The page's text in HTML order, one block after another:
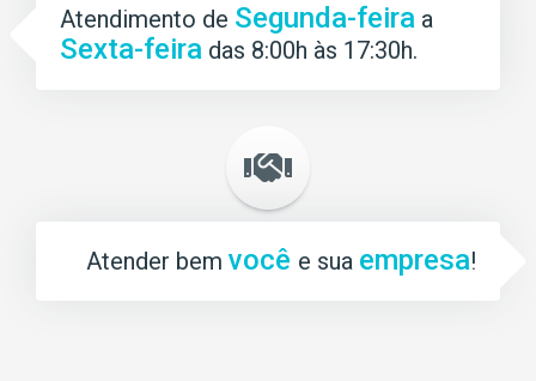
Atendimento de Segunda-feira a
Sexta-feira das 8:00h às 17:30h.
Atender bem você e sua empresa!